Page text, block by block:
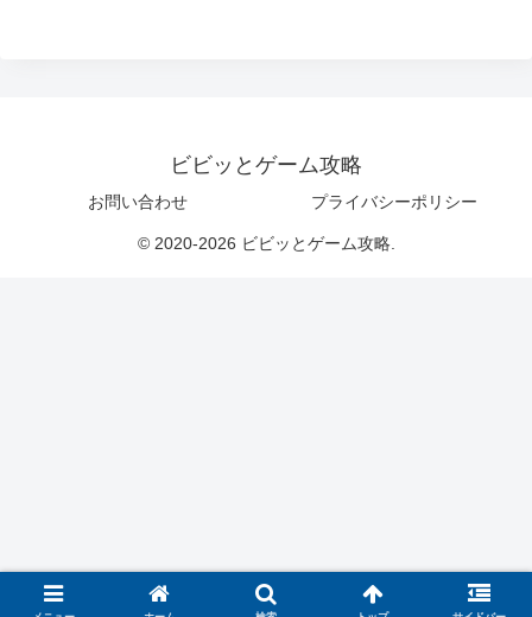
ビビッとゲーム攻略
お問い合わせ プライバシーポリシー
© 2020-2026 ビビッとゲーム攻略.